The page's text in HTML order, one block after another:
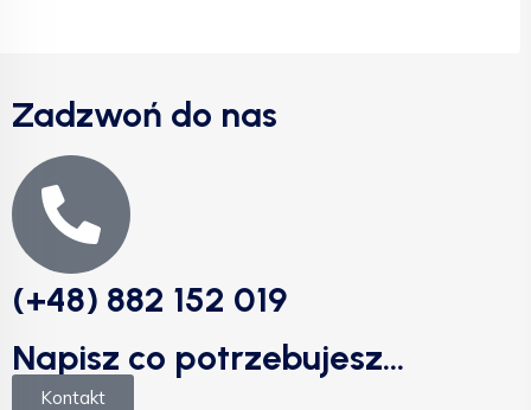
Zadzwoń do nas
(+48) 882 152 019
Napisz co potrzebujesz...
Kontakt